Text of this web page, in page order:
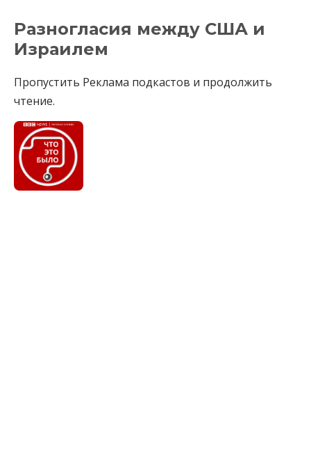
Разногласия между США и
Израилем
Пропустить Реклама подкастов и продолжить
чтение.